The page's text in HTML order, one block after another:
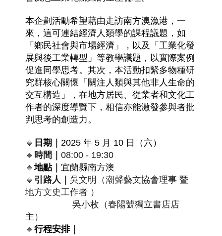
本企劃活動希望藉由走訪南方澳漁港，一
來，這可連結經濟人類學的課程議題，如
「鄉民社會與市場經濟」，以及「工業化發
展與後工業轉型」等教學議題，以實際案例
促進同學思考。其次，本活動扣緊多物種研
究群核心關懷「關注人類與其他非人生命的
交互構造」，在地方居民、從業者和文化工
作者的深度導覽下，相信亦能激發參與者批
判思考的創造力。
🔹 日期 ｜2025 年 5 月 10 日（六）
🔹 時間 ｜08:00 - 19:30
🔹地點｜ 宜蘭縣南方澳
🔹 引路人 ｜吳文明（潮聲藝文協會理事 暨
地方文史工作者 ）
吳小枚（春陽號獨立書店店
主）
🔹行程安排｜